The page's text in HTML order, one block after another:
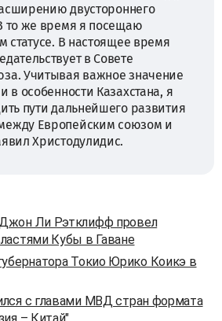
двустороннего
то же время я посещаю
статусе. В настоящее время
в Совете
Учитывая важное значение
в особенности Казахстана, я
пути дальнейшего развития
Европейским союзом и
Христодулидис.
Ли Рэтклифф провел
Кубы в Гаване
Токио Юрико Коикэ в
с главами МВД стран формата
– Китай"